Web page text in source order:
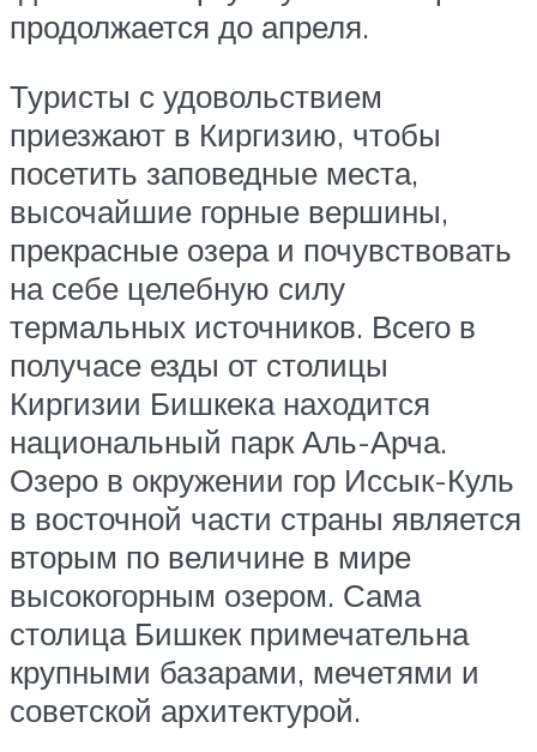
продолжается до апреля.
Туристы с удовольствием
приезжают в Киргизию, чтобы
посетить заповедные места,
высочайшие горные вершины,
прекрасные озера и почувствовать
на себе целебную силу
термальных источников. Всего в
получасе езды от столицы
Киргизии Бишкека находится
национальный парк Аль-Арча.
Озеро в окружении гор Иссык-Куль
в восточной части страны является
вторым по величине в мире
высокогорным озером. Сама
столица Бишкек примечательна
крупными базарами, мечетями и
советской архитектурой.